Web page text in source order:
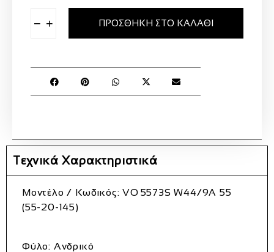
− + ΠΡΟΣΘΉΚΗ ΣΤΟ ΚΑΛΆΘΙ
Τεχνικά Χαρακτηριστικά
Μοντέλο / Κωδικός: VO 5573S W44/9A 55
(55‑20‑145)
Φύλο: Ανδρικό